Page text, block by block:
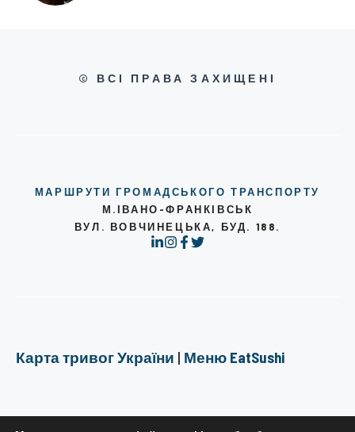
© ВСІ ПРАВА ЗАХИЩЕНІ
МАРШРУТИ ГРОМАДСЬКОГО ТРАНСПОРТУ
М.ІВАНО-ФРАНКІВСЬК
ВУЛ. ВОВЧИНЕЦЬКА, БУД. 188.
Карта тривог України | Меню EatSushi